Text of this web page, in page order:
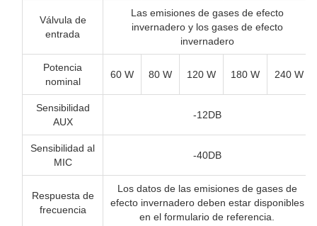
Válvula de
entrada
Las emisiones de gases de efecto
invernadero y los gases de efecto
invernadero
Potencia
nominal
60 W 80 W 120 W 180 W 240 W
Sensibilidad
AUX
-12DB
Sensibilidad al
MIC
-40DB
Respuesta de
frecuencia
Los datos de las emisiones de gases de
efecto invernadero deben estar disponibles
en el formulario de referencia.